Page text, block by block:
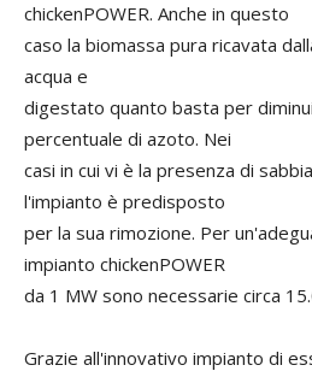
chickenPOWER. Anche in questo
caso la biomassa pura ricavata
acqua e
digestato quanto basta per
percentuale di azoto. Nei
casi in cui vi è la presenza di
l'impianto è predisposto
per la sua rimozione. Per
impianto chickenPOWER
da 1 MW sono necessarie circa
Grazie all'innovativo impianto di